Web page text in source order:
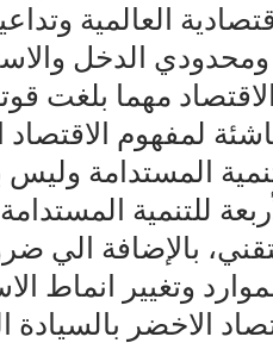
العالمية
ومحدودي الدخل
مهما بلغت
لمفهوم الاقتصاد
المستدامة وليس
للتنمية
بالإضافة الي
وتغيير انماط
الاخضر بالسيادة